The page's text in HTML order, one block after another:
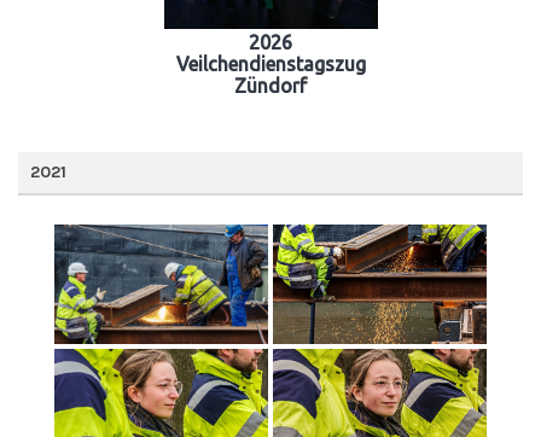
2026
Veilchendienstagszug
Zündorf
2021